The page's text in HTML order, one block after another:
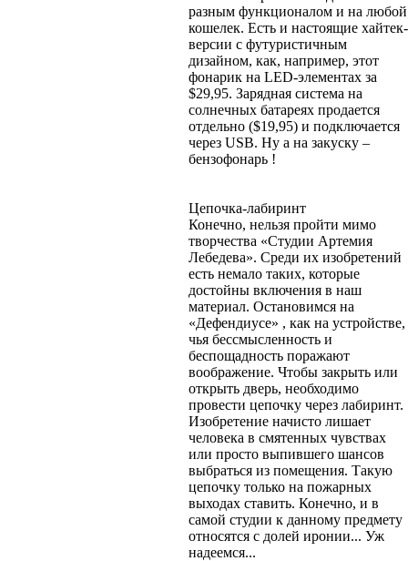
разным функционалом и на любой
кошелек. Есть и настоящие хайтек-
версии с футуристичным
дизайном, как, например, этот
фонарик на LED-элементах за
$29,95. Зарядная система на
солнечных батареях продается
отдельно ($19,95) и подключается
через USB. Ну а на закуску –
бензофонарь !
Цепочка-лабиринт
Конечно, нельзя пройти мимо
творчества «Студии Артемия
Лебедева». Среди их изобретений
есть немало таких, которые
достойны включения в наш
материал. Остановимся на
«Дефендиусе» , как на устройстве,
чья бессмысленность и
беспощадность поражают
воображение. Чтобы закрыть или
открыть дверь, необходимо
провести цепочку через лабиринт.
Изобретение начисто лишает
человека в смятенных чувствах
или просто выпившего шансов
выбраться из помещения. Такую
цепочку только на пожарных
выходах ставить. Конечно, и в
самой студии к данному предмету
относятся с долей иронии... Уж
надеемся...